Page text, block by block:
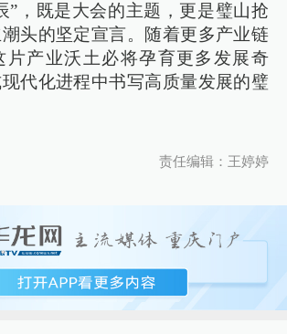
”，既是大会的主题，更是璧山抢
头的坚定宣言。随着更多产业链
片产业沃土必将孕育更多发展奇
代化进程中书写高质量发展的璧
责任编辑：王婷婷